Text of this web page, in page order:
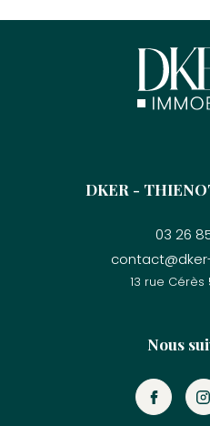
DKER -
03 26
13 rue Cérès
Nous